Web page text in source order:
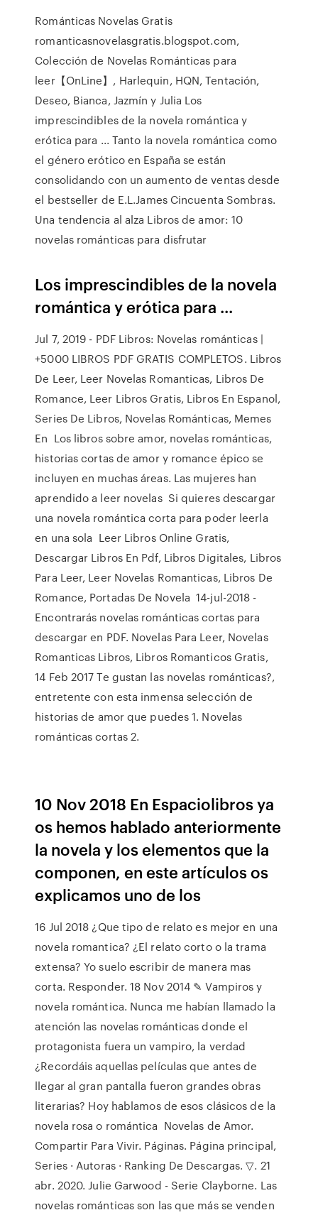
Románticas Novelas Gratis
romanticasnovelasgratis.blogspot.com,
Colección de Novelas Románticas para
leer【OnLine】, Harlequin, HQN, Tentación,
Deseo, Bianca, Jazmín y Julia Los
imprescindibles de la novela romántica y
erótica para ... Tanto la novela romántica como
el género erótico en España se están
consolidando con un aumento de ventas desde
el bestseller de E.L.James Cincuenta Sombras.
Una tendencia al alza Libros de amor: 10
novelas románticas para disfrutar
Los imprescindibles de la novela
romántica y erótica para ...
Jul 7, 2019 - PDF Libros: Novelas románticas |
+5000 LIBROS PDF GRATIS COMPLETOS. Libros
De Leer, Leer Novelas Romanticas, Libros De
Romance, Leer Libros Gratis, Libros En Espanol,
Series De Libros, Novelas Románticas, Memes
En Los libros sobre amor, novelas románticas,
historias cortas de amor y romance épico se
incluyen en muchas áreas. Las mujeres han
aprendido a leer novelas Si quieres descargar
una novela romántica corta para poder leerla
en una sola Leer Libros Online Gratis,
Descargar Libros En Pdf, Libros Digitales, Libros
Para Leer, Leer Novelas Romanticas, Libros De
Romance, Portadas De Novela 14-jul-2018 -
Encontrarás novelas románticas cortas para
descargar en PDF. Novelas Para Leer, Novelas
Romanticas Libros, Libros Romanticos Gratis,
14 Feb 2017 Te gustan las novelas románticas?,
entretente con esta inmensa selección de
historias de amor que puedes 1. Novelas
románticas cortas 2.
10 Nov 2018 En Espaciolibros ya
os hemos hablado anteriormente
la novela y los elementos que la
componen, en este artículos os
explicamos uno de los
16 Jul 2018 ¿Que tipo de relato es mejor en una
novela romantica? ¿El relato corto o la trama
extensa? Yo suelo escribir de manera mas
corta. Responder. 18 Nov 2014 ✎ Vampiros y
novela romántica. Nunca me habían llamado la
atención las novelas románticas donde el
protagonista fuera un vampiro, la verdad
¿Recordáis aquellas películas que antes de
llegar al gran pantalla fueron grandes obras
literarias? Hoy hablamos de esos clásicos de la
novela rosa o romántica Novelas de Amor.
Compartir Para Vivir. Páginas. Página principal,
Series · Autoras · Ranking De Descargas. ▽. 21
abr. 2020. Julie Garwood - Serie Clayborne. Las
novelas románticas son las que más se venden